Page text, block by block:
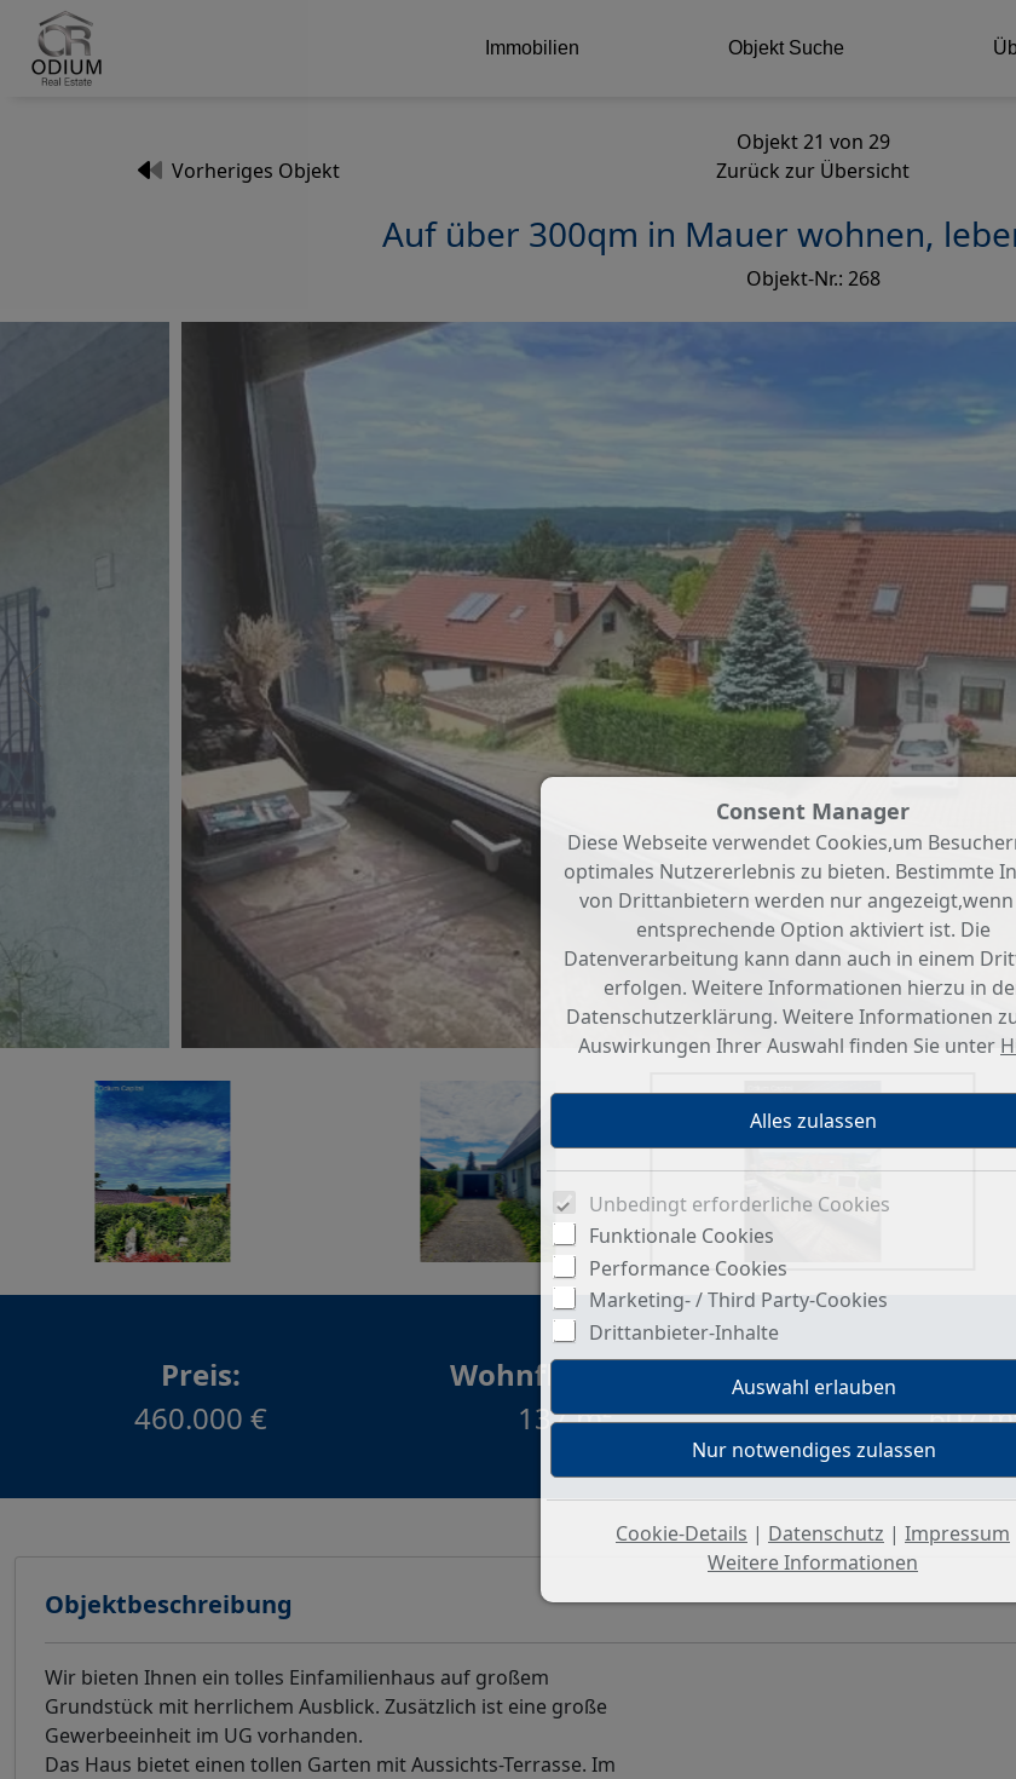
Immobilien Objekt Suche
Objekt 21 von 29
Vorheriges Objekt Zurück zur Übersicht
Auf über 300qm in Mauer wohnen,
Objekt-Nr.: 268
Preis:
460.000 €
Wohnfläche ca.:
137 m²
607
Objektbeschreibung
Wir bieten Ihnen ein tolles Einfamilienhaus auf großem
Grundstück mit herrlichem Ausblick. Zusätzlich ist eine große
Gewerbeeinheit im UG vorhanden.
Das Haus bietet einen tollen Garten mit Aussichts-Terrasse. Im
Consent Manager
Diese Webseite verwendet Cookies,um
optimales Nutzererlebnis zu bieten. Bestimmte
von Drittanbietern werden nur
entsprechende Option aktiviert ist. Die
Datenverarbeitung kann dann auch in einem
erfolgen. Weitere Informationen hierzu in
Datenschutzerklärung. Weitere Informationen
Auswirkungen Ihrer Auswahl finden Sie unter
Unbedingt erforderliche Cookies
Funktionale Cookies
Performance Cookies
Marketing- / Third Party-Cookies
Drittanbieter-Inhalte
Cookie-Details | Datenschutz | Impressum
Weitere Informationen